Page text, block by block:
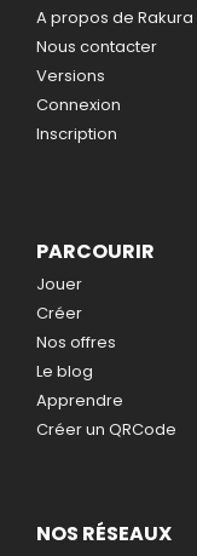
A propos de Rakura
Nous contacter
Versions
Connexion
Inscription
PARCOURIR
Jouer
Créer
Nos offres
Le blog
Apprendre
Créer un QRCode
NOS RÉSEAUX